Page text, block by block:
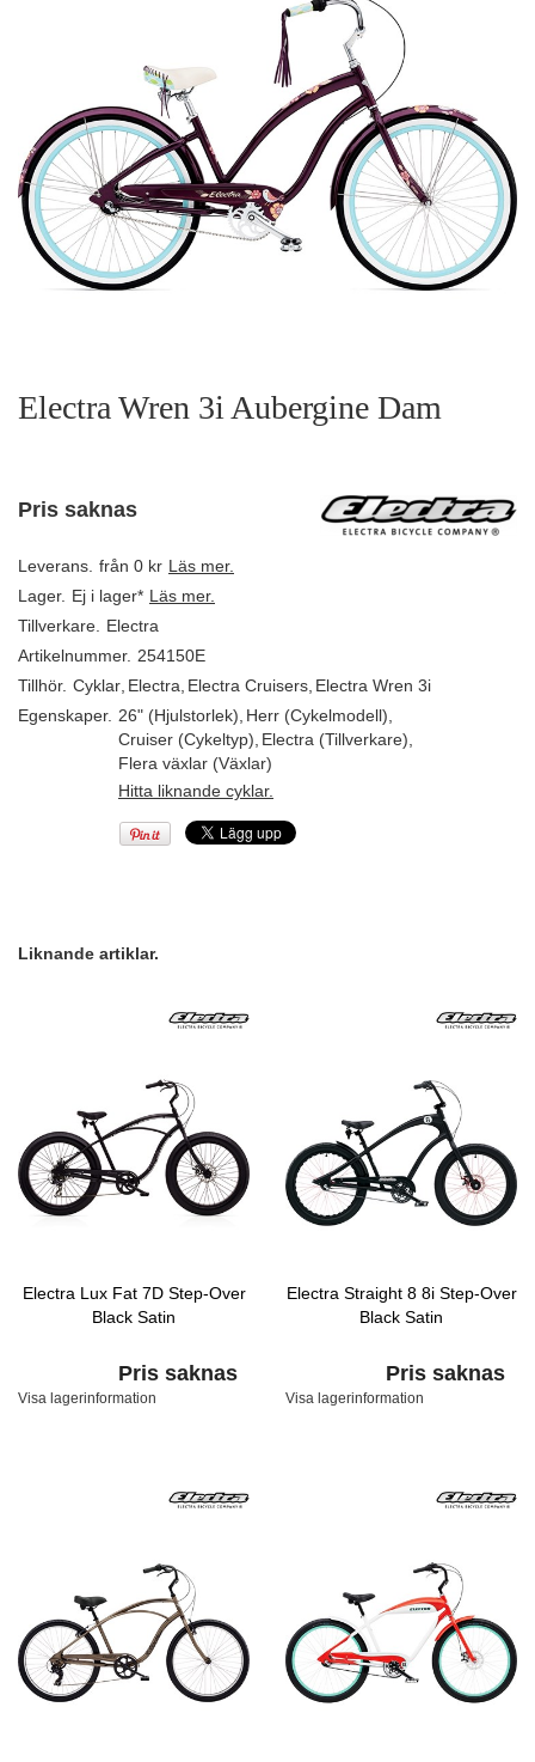
Electra Wren 3i Aubergine Dam
Pris saknas
Leverans. från 0 kr Läs mer.
Lager. Ej i lager* Läs mer.
Tillverkare.
Electra
Artikelnummer. 254150E
Tillhör. Cyklar Electra Electra Cruisers Electra Wren 3i
Egenskaper. 26" (Hjulstorlek) Herr (Cykelmodell)
Cruiser (Cykeltyp) Electra (Tillverkare)
Flera växlar (Växlar)
Hitta liknande cyklar.
Liknande artiklar.
Electra Lux Fat 7D Step-Over
Black Satin
Pris saknas
Visa lagerinformation
Electra Straight 8 8i Step-Over
Black Satin
Pris saknas
Visa lagerinformation